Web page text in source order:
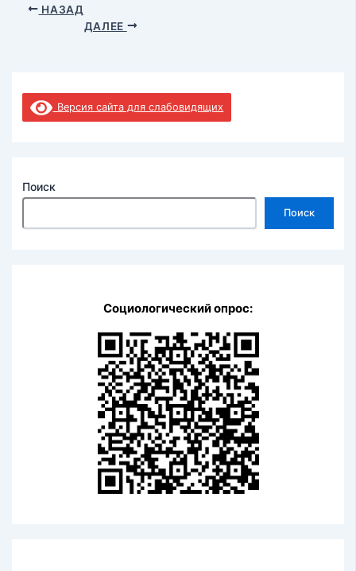
НАЗАД
ДАЛЕЕ
Версия сайта для слабовидящих
Поиск
Поиск
Социологический опрос: